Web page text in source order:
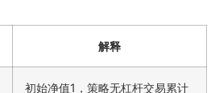
解释
初始净值1，策略无杠杆交易累计